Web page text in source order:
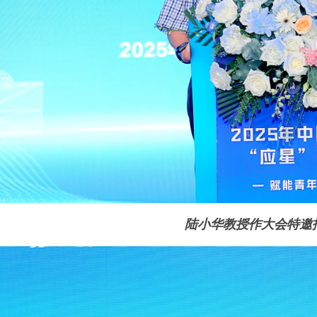
陆小华教授作大会特邀